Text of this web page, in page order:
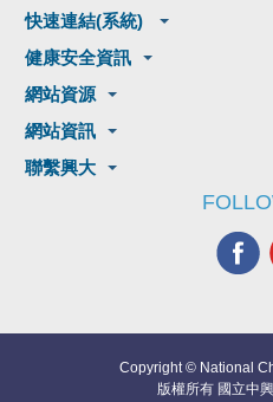
快速連結(系統)
健康安全資訊
網站資源
網站資訊
聯繫興大
Copyright © National
版權所有 國立中